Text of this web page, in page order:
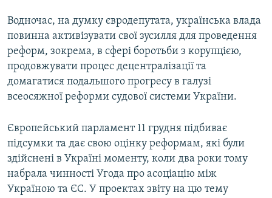
Водночас, на думку євродепутата, українська влада
повинна активізувати свої зусилля для проведення
реформ, зокрема, в сфері боротьби з корупцією,
продовжувати процес децентралізації та
домагатися подальшого прогресу в галузі
всеосяжної реформи судової системи України.
Європейський парламент 11 грудня підбиває
підсумки та дає свою оцінку реформам, які були
здійснені в Україні моменту, коли два роки тому
набрала чинності Угода про асоціацію між
Україною та ЄС. У проектах звіту на цю тему